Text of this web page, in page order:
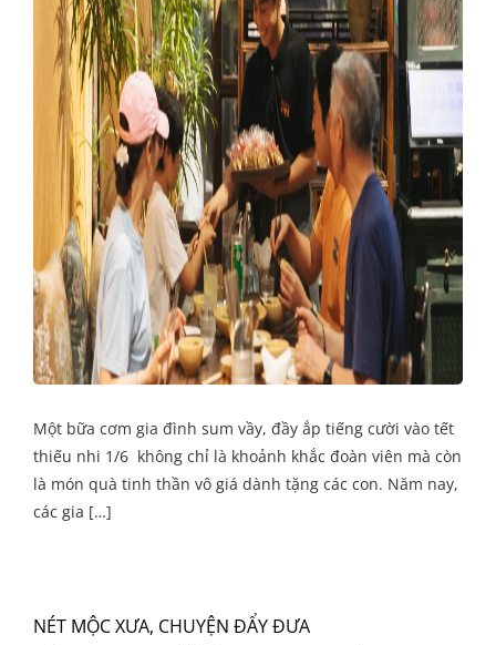
Một bữa cơm gia đình sum vầy, đầy ắp tiếng cười vào tết
thiếu nhi 1/6 không chỉ là khoảnh khắc đoàn viên mà còn
là món quà tinh thần vô giá dành tặng các con. Năm nay,
các gia […]
NÉT MỘC XƯA, CHUYỆN ĐẨY ĐƯA